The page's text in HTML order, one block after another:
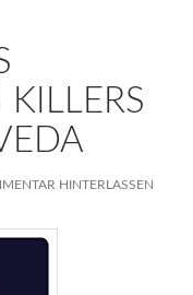
HINTERLASSEN